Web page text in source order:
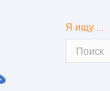
Я ищу ...